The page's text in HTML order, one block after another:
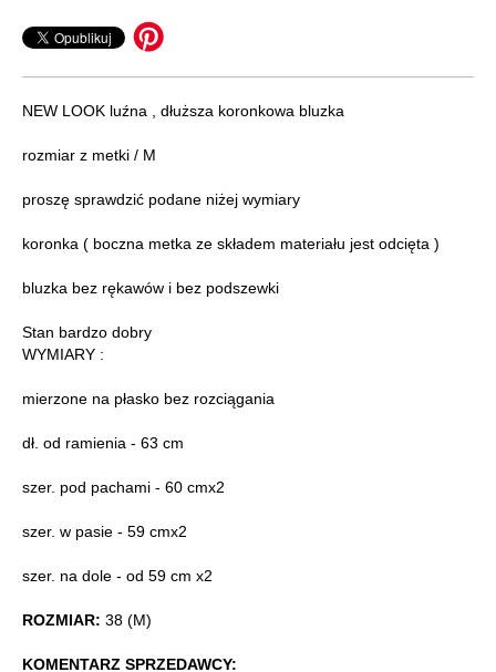
NEW LOOK luźna , dłuższa koronkowa bluzka
rozmiar z metki / M
proszę sprawdzić podane niżej wymiary
koronka ( boczna metka ze składem materiału jest odcięta )
bluzka bez rękawów i bez podszewki
Stan bardzo dobry
WYMIARY :
mierzone na płasko bez rozciągania
dł. od ramienia - 63 cm
szer. pod pachami - 60 cmx2
szer. w pasie - 59 cmx2
szer. na dole - od 59 cm x2
ROZMIAR: 38 (M)
KOMENTARZ SPRZEDAWCY: